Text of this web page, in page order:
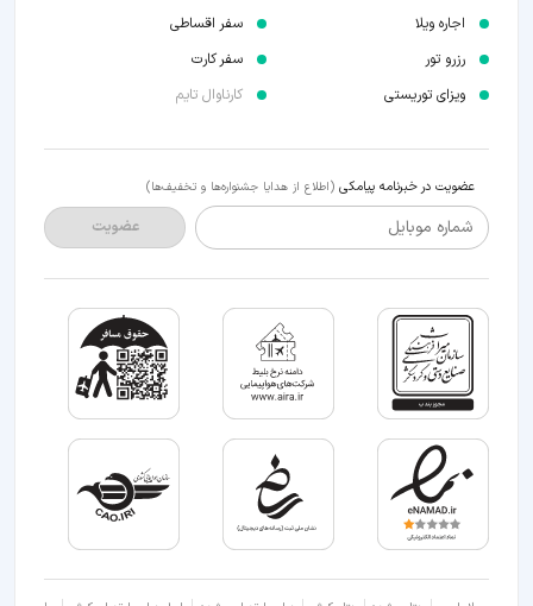
اجاره ویلا
رزرو تور
ویزای توریستی
سفر اقساطی
سفر کارت
کارناوال تایم
عضویت در خبرنامه پیامکی (اطلاع از هدایا جشنواره‌ها و تخفیف‌ها)
شماره موبایل عضویت